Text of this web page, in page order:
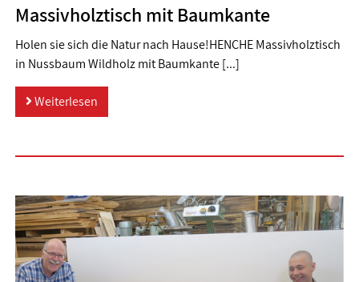
Massivholztisch mit Baumkante
Holen sie sich die Natur nach Hause!HENCHE Massivholztisch
in Nussbaum Wildholz mit Baumkante [...]
Weiterlesen